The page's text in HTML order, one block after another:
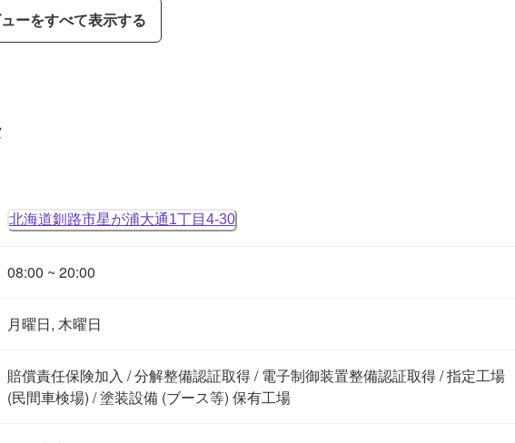
ーをすべて表示する
北海道釧路市星が浦大通1丁目4-30
08:00 ~ 20:00
月曜日, 木曜日
賠償責任保険加入 / 分解整備認証取得 / 電子制御装置整備認証取得 / 指定工場
(民間車検場) / 塗装設備 (ブース等) 保有工場